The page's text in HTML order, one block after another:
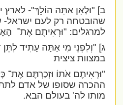
ב] "וּלְאָן אַתָּה הוֹלֵךְ"- לארץ
שהובטחה רק לעם ישראל-
למרגלים: "וּרְאִיתֶם אֶת־
ג] "וְלִפְנֵי מִי אַתָּה עָתִיד לִתֵּן
במצוות ציצית
"וּרְאִיתֶם אֹתוֹ וּזְכַרְתֶּם אֶת־
ההכרה שסופו של אדם לתת
מותו לה' בעולם הבא.